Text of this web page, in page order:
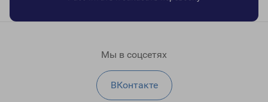
Мы в соцсетях
ВКонтакте